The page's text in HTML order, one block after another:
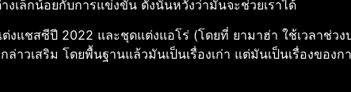
เล็กน้อยกับการแข่งขัน ดังนั้นหวังว่ามันจะช่วยเราได้
งแชสซีปี 2022 และชุดแต่งแอโร่ (โดยที่ ยามาฮ่า ใช้เวลาช่ว
าวเสริม โดยพื้นฐานแล้วมันเป็นเรื่องเก่า แต่มันเป็นเรื่องของ